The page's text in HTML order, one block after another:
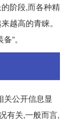
阶段,而各种精
越高的青睐。
”。
关公开信息显
有关,一般而言,